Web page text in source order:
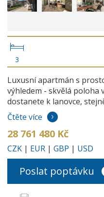
3
Luxusní apartmán s
výhledem - skvělá poloha
dostanete k lanovce,
Čtěte více
28 761 480 Kč
CZK | EUR | GBP | USD
Poslat poptávku